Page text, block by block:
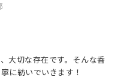
大切な存在です。そんな香
に紡いでいきます！